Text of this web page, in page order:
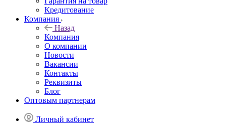
Кредитование
Компания
Назад
Компания
О компании
Новости
Вакансии
Контакты
Реквизиты
Блог
Оптовым партнерам
Личный кабинет